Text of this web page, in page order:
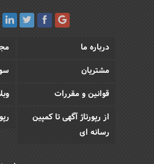
درباره ما
مشتریان
قوانین و مقررات
از رپورتاژ آگهی تا کمپین
رسانه ای